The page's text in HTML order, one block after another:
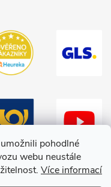
pohodlné
webu neustále
Více informací